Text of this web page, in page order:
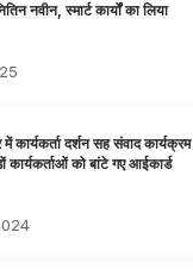
नवीन, स्मार्ट कार्यों का लिया
कार्यकर्ता दर्शन सह संवाद कार्यक्रम
को बांटे गए आईकार्ड